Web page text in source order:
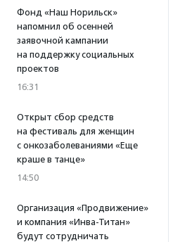
Фонд «Наш Норильск»
напомнил об осенней
заявочной кампании
на поддержку социальных
проектов
16:31
Открыт сбор средств
на фестиваль для женщин
с онкозаболеваниями «Еще
краше в танце»
14:50
Организация «Продвижение»
и компания «Инва-Титан»
будут сотрудничать